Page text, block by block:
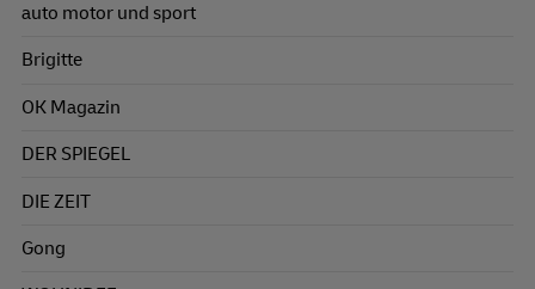
auto motor und sport
Brigitte
OK Magazin
DER SPIEGEL
DIE ZEIT
Gong